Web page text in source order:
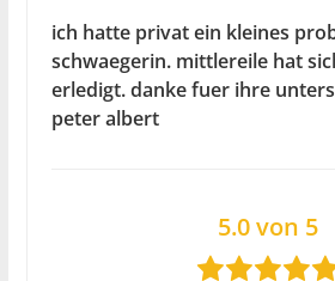
ich hatte privat ein kleines
schwaegerin. mittlereile hat
erledigt. danke fuer ihre
peter albert
5.0 von 5